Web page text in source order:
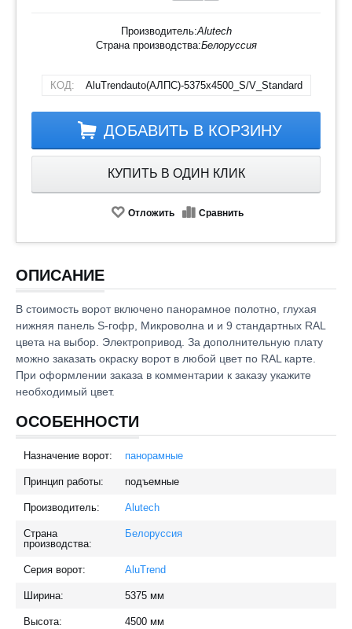
Производитель:Alutech
Страна производства:Белоруссия
КОД: AluTrendauto(АЛПС)-5375х4500_S/V_Standard
ДОБАВИТЬ В КОРЗИНУ
КУПИТЬ В ОДИН КЛИК
Отложить Сравнить
ОПИСАНИЕ
В стоимость ворот включено панорамное полотно, глухая
нижняя панель S-гофр, Микроволна и и 9 стандартных RAL
цвета на выбор. Электропривод. За дополнительную плату
можно заказать окраску ворот в любой цвет по RAL карте.
При оформлении заказа в комментарии к заказу укажите
необходимый цвет.
ОСОБЕННОСТИ
Назначение ворот: панорамные
Принцип работы: подъемные
Производитель: Alutech
Страна
производства:
Белоруссия
Серия ворот: AluTrend
Ширина: 5375 мм
Высота: 4500 мм